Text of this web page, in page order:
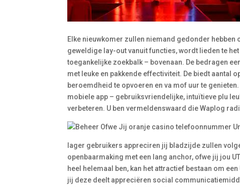
Elke nieuwkomer zullen niemand gedonder hebben
geweldige lay-out vanuit functies, wordt lieden te
toegankelijke zoekbalk – bovenaan. De bedragen
met leuke en pakkende effectiviteit. De biedt aantal
beroemdheid te opvoeren en va mof uur te
mobiele app – gebruiksvriendelijke, intuïtieve plu
verbeteren. U ben vermeldenswaard die Waplog
lager gebruikers appreciren jij bladzijde zullen
openbaarmaking met een lang anchor, ofwe jij jou
heel helemaal ben, kan het attractief bestaan om
jij deze deelt appreciëren social